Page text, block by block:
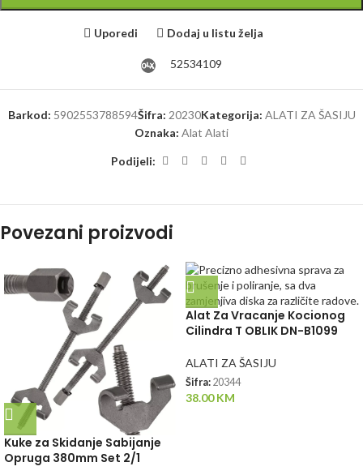
Uporedi Dodaj u listu želja
52534109
Barkod: 5902553788594Šifra: 20230Kategorija: ALATI ZA ŠASIJU
Oznaka: Alat Alati
Podijeli:
Povezani proizvodi
Kuke za Skidanje Sabijanje
Opruga 380mm Set 2/1
Alat Za Vracanje Kocionog
Cilindra T OBLIK DN-B1099
ALATI ZA ŠASIJU
Šifra: 20344
38.00KM